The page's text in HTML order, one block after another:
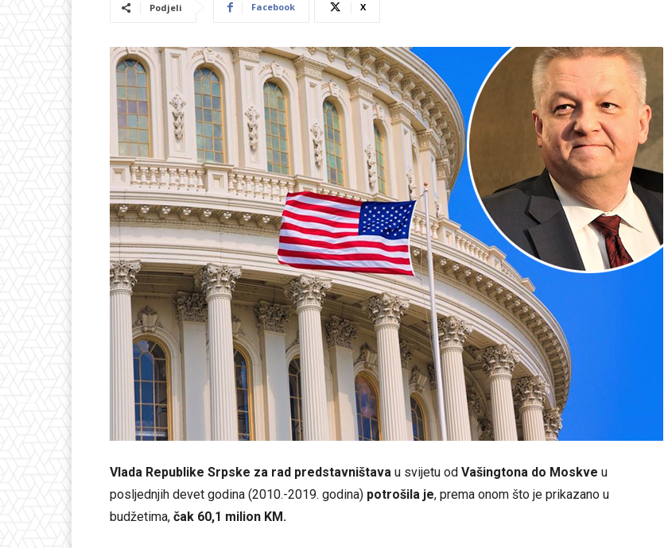
Podjeli Facebook X
Vlada Republike Srpske za rad predstavništava u svijetu od Vašingtona do Moskve u
posljednjih devet godina (2010.-2019. godina) potrošila je, prema onom što je prikazano u
budžetima, čak 60,1 milion KM.